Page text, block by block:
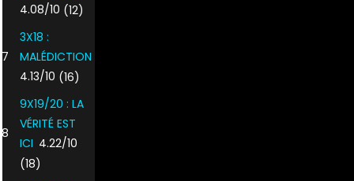
4.08/10 (12)
7
3X18 :
MALÉDICTION
4.13/10 (16)
8
9X19/20 : LA
VÉRITÉ EST
ICI 4.22/10
(18)